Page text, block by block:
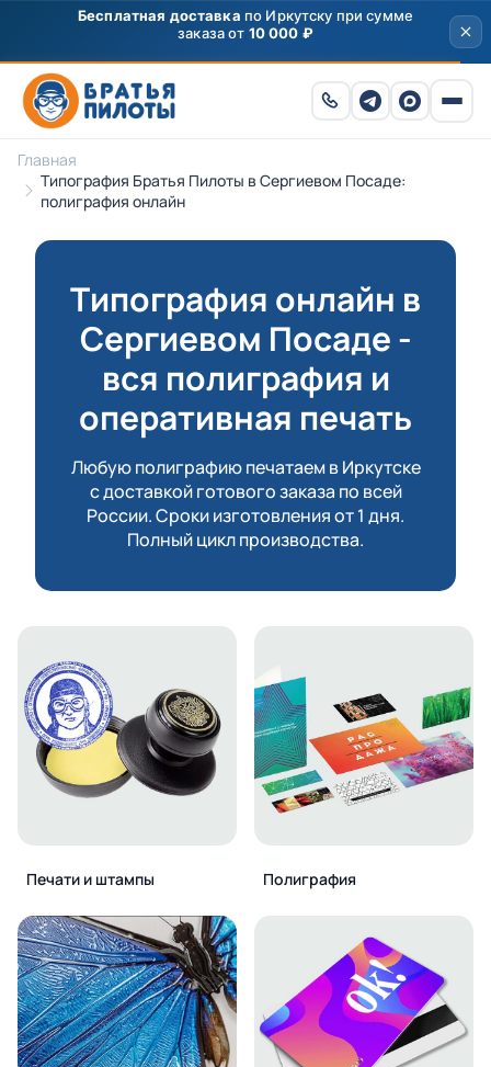
Главная
Типография Братья Пилоты в Сергиевом Посаде:
полиграфия онлайн
Типография онлайн в
Сергиевом Посаде -
вся полиграфия и
оперативная печать
Любую полиграфию печатаем в Иркутске
с доставкой готового заказа по всей
России. Сроки изготовления от 1 дня.
Полный цикл производства.
Печати и штампы Полиграфия